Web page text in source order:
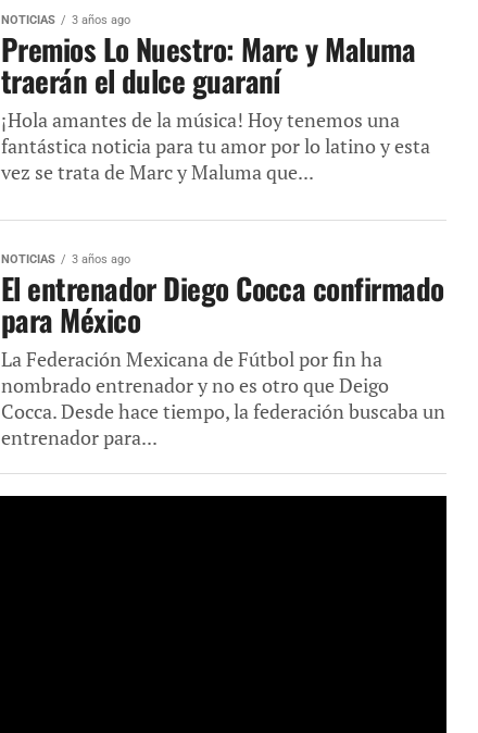
NOTICIAS 3 años ago
Premios Lo Nuestro: Marc y Maluma
traerán el dulce guaraní
¡Hola amantes de la música! Hoy tenemos una
fantástica noticia para tu amor por lo latino y esta
vez se trata de Marc y Maluma que...
NOTICIAS 3 años ago
El entrenador Diego Cocca confirmado
para México
La Federación Mexicana de Fútbol por fin ha
nombrado entrenador y no es otro que Deigo
Cocca. Desde hace tiempo, la federación buscaba un
entrenador para...